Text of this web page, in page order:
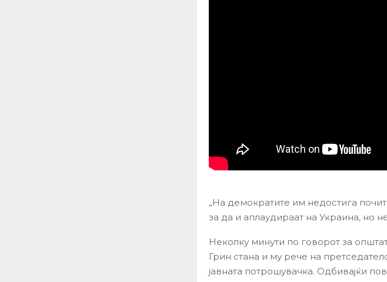
„На демократите им недостига
за да и аплаудираат на Украина, но
Неколку минути по говорот за
Грин стана и му рече на
јавната потрошувачка. Одбивајќи